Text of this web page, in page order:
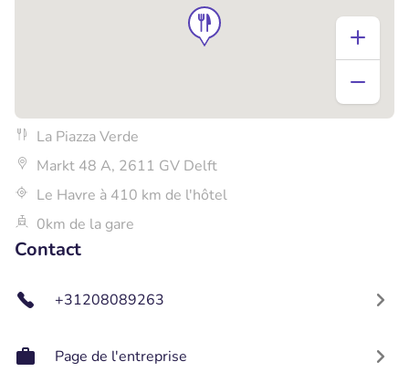
La Piazza Verde
Markt 48 A, 2611 GV Delft
Le Havre à 410 km de l'hôtel
0km de la gare
Contact
+31208089263
Page de l'entreprise